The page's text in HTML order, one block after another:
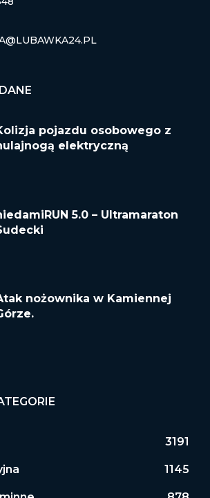
pojazdu osobowego z
elektryczną
5.0 – Ultramaraton
nożownika w Kamiennej
3191
1145